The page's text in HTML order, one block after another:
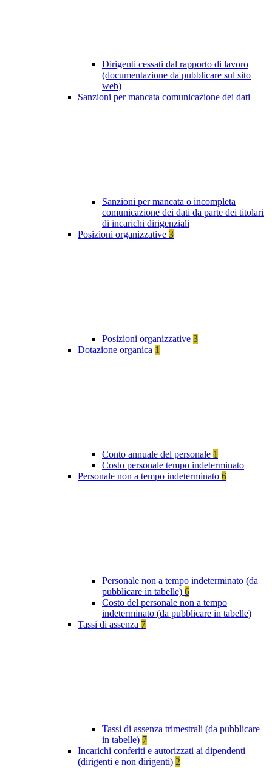
Dirigenti cessati dal rapporto di lavoro
(documentazione da pubblicare sul sito
web)
Sanzioni per mancata comunicazione dei dati
Sanzioni per mancata o incompleta
comunicazione dei dati da parte dei titolari
di incarichi dirigenziali
Posizioni organizzative 3
Posizioni organizzative 3
Dotazione organica 1
Conto annuale del personale 1
Costo personale tempo indeterminato
Personale non a tempo indeterminato 6
Personale non a tempo indeterminato (da
pubblicare in tabelle) 6
Costo del personale non a tempo
indeterminato (da pubblicare in tabelle)
Tassi di assenza 7
Tassi di assenza trimestrali (da pubblicare
in tabelle) 7
Incarichi conferiti e autorizzati ai dipendenti
(dirigenti e non dirigenti) 2